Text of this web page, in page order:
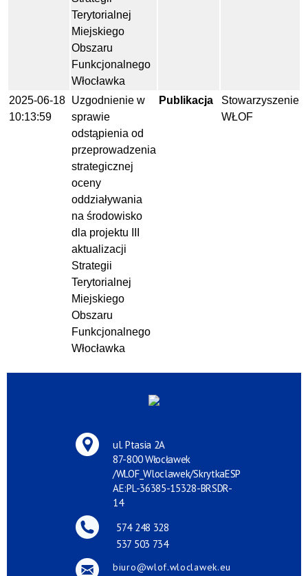
Terytorialnej
Miejskiego
Obszaru
Funkcjonalnego
Włocławka
2025-06-18
10:13:59
Uzgodnienie w
sprawie
odstąpienia od
przeprowadzenia
strategicznej
oceny
oddziaływania
na środowisko
dla projektu III
aktualizacji
Strategii
Terytorialnej
Miejskiego
Obszaru
Funkcjonalnego
Włocławka
Publikacja
Stowarzyszenie
WŁOF
ul. Ptasia 2A
87-800 Włocławek
/WLOF_Wloclawek/SkrytkaESP
AE:PL-36385-15328-BRSDR-
14
574 248 328
537 503 734
biuro@wlof.wloclawek.eu